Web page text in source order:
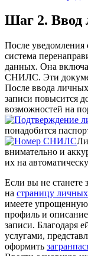
Шаг 2. Ввод
После уведомления
система
данных. Она
СНИЛС. Эти
После ввода
записи повысится
возможностей на
понадобится
внимательно и
их на
Если вы не станете
на страницу
имеете упрощенную
профиль и
записи. Благодаря
услугами,
оформить